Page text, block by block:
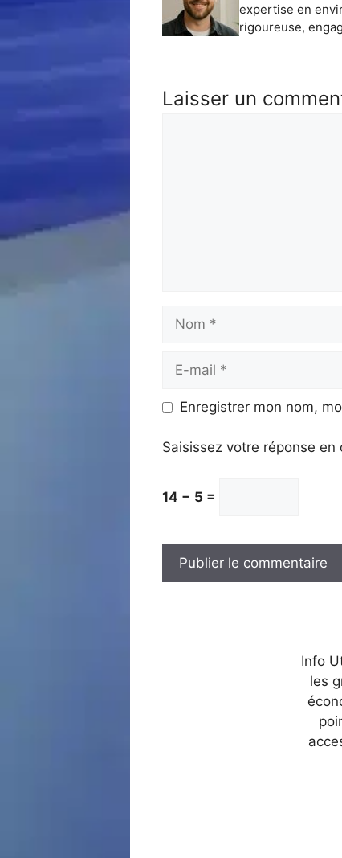
expertise en
rigoureuse,
Laisser un
mail
Enregistrer mon nom,
Saisissez votre réponse en
14 − 5 =
Info
les